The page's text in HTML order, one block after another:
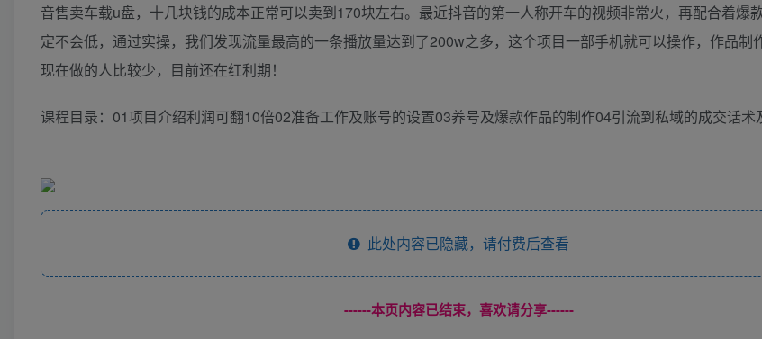
音售卖车载u盘，十几块钱的成本正常可以卖到170块左右。最近抖音的第一人称开车的视频非常火，再配合着爆
定不会低，通过实操，我们发现流量最高的一条播放量达到了200w之多，这个项目一部手机就可以操作，作品制
现在做的人比较少，目前还在红利期！
课程目录：01项目介绍利润可翻10倍02准备工作及账号的设置03养号及爆款作品的制作04引流到私域的成交话术
此处内容已隐藏，请付费后查看
------本页内容已结束，喜欢请分享------